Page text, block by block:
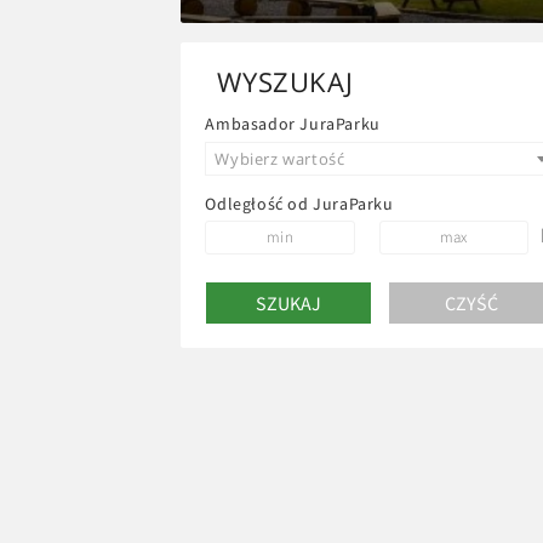
WYSZUKAJ
Ambasador JuraParku
Wybierz wartość
Odległość od JuraParku